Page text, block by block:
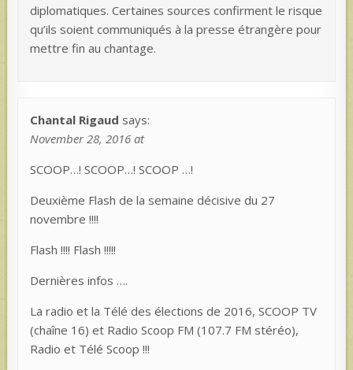
diplomatiques. Certaines sources confirment le risque
qu’ils soient communiqués à la presse étrangère pour
mettre fin au chantage.
Chantal Rigaud says:
November 28, 2016 at
SCOOP…! SCOOP…! SCOOP …!
Deuxième Flash de la semaine décisive du 27
novembre !!!!
Flash !!!! Flash !!!!!
Dernières infos ….
La radio et la Télé des élections de 2016, SCOOP TV
(chaîne 16) et Radio Scoop FM (107.7 FM stéréo),
Radio et Télé Scoop !!!